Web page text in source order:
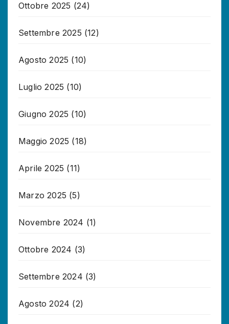
Ottobre 2025 (24)
Settembre 2025 (12)
Agosto 2025 (10)
Luglio 2025 (10)
Giugno 2025 (10)
Maggio 2025 (18)
Aprile 2025 (11)
Marzo 2025 (5)
Novembre 2024 (1)
Ottobre 2024 (3)
Settembre 2024 (3)
Agosto 2024 (2)